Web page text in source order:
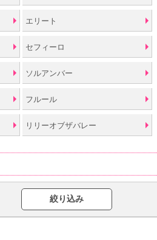
エリート
セフィーロ
ソルアンバー
フルール
リリーオブザバレー
絞り込み